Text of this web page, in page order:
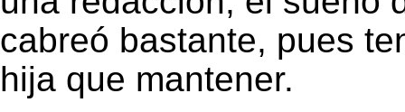
cabreó bastante, pues
hija que mantener.